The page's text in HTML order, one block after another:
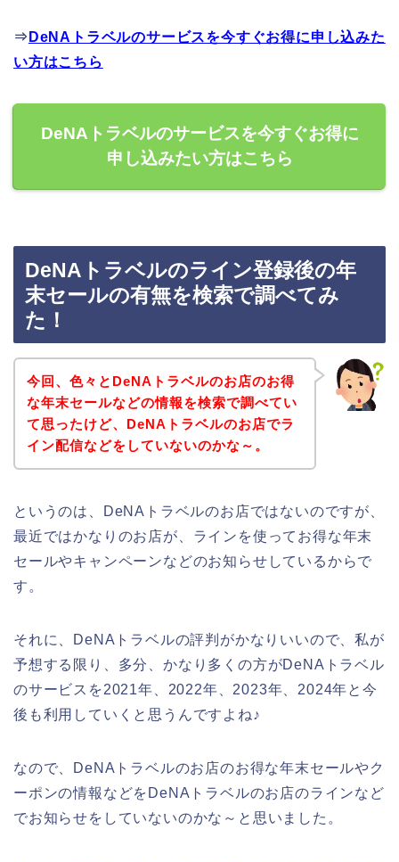
⇒ DeNAトラベルのサービスを今すぐお得に申し込みた
い方はこちら
DeNAトラベルのサービスを今すぐお得に
申し込みたい方はこちら
DeNAトラベルのライン登録後の年
末セールの有無を検索で調べてみ
た！
今回、色々とDeNAトラベルのお店のお得
な年末セールなどの情報を検索で調べてい
て思ったけど、DeNAトラベルのお店でラ
イン配信などをしていないのかな～。
というのは、DeNAトラベルのお店ではないのですが、
最近ではかなりのお店が、ラインを使ってお得な年末
セールやキャンペーンなどのお知らせしているからで
す。
それに、DeNAトラベルの評判がかなりいいので、私が
予想する限り、多分、かなり多くの方がDeNAトラベル
のサービスを2021年、2022年、2023年、2024年と今
後も利用していくと思うんですよね♪
なので、DeNAトラベルのお店のお得な年末セールやク
ーポンの情報などをDeNAトラベルのお店のラインなど
でお知らせをしていないのかな～と思いました。